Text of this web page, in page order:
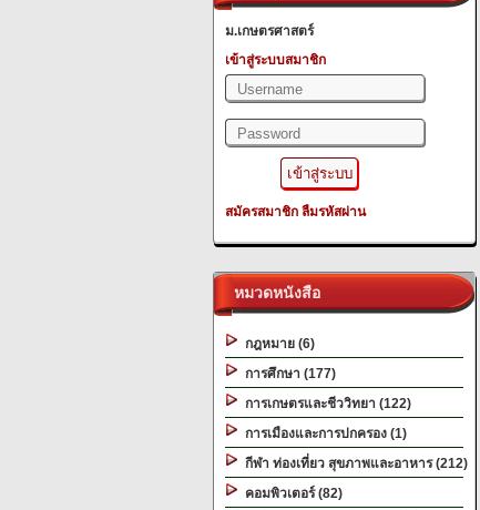
ม.เกษตรศาสตร์
เข้าสู่ระบบสมาชิก
สมัครสมาชิก ลืมรหัสผ่าน
หมวดหนังสือ
กฎหมาย (6)
การศึกษา (177)
การเกษตรและชีววิทยา (122)
การเมืองและการปกครอง (1)
กีฬา ท่องเที่ยว สุขภาพและอาหาร (212)
คอมพิวเตอร์ (82)